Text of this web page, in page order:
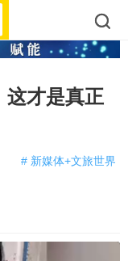
这才是真正
# 新媒体+文旅世界